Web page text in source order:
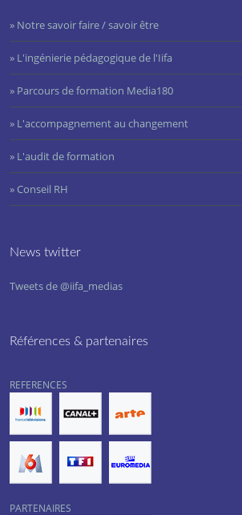
» Notre savoir faire / savoir être
» L'ingénierie pédagogique de l'Iifa
» Parcours de formation Media180
» L'accompagnement au changement
» L'audit de formation
» Conseil RH
News twitter
Tweets de @iifa_medias
Références & partenaires
REFERENCES
PARTENAIRES